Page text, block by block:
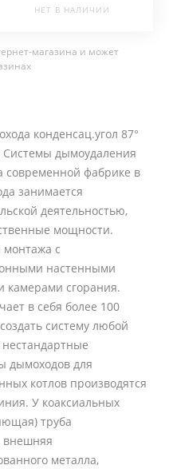
НЕТ В НАЛИЧИИ
магазина и может
конденсац.угол 87°
Системы дымоудаления
современной фабрике в
занимается
деятельностью,
мощности.
с
настенными
камерами сгорания.
в себя более 100
систему любой
дымоходов для
котлов производятся
У коаксиальных
труба
внешняя
металла,